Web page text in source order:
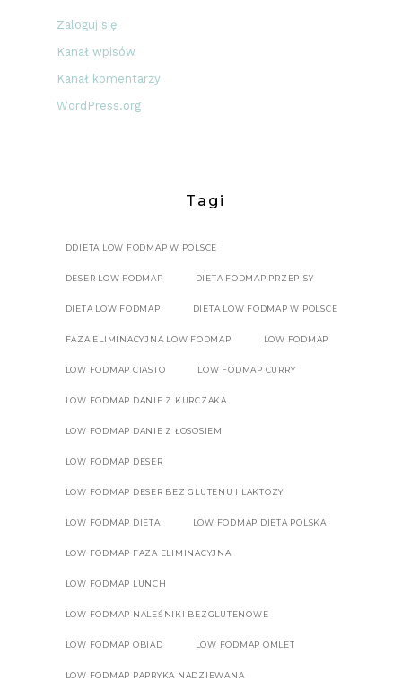
Zaloguj się
Kanał wpisów
Kanał komentarzy
WordPress.org
Tagi
DDIETA LOW FODMAP W POLSCE
DESER LOW FODMAP DIETA FODMAP PRZEPISY
DIETA LOW FODMAP DIETA LOW FODMAP W POLSCE
FAZA ELIMINACYJNA LOW FODMAP LOW FODMAP
LOW FODMAP CIASTO LOW FODMAP CURRY
LOW FODMAP DANIE Z KURCZAKA
LOW FODMAP DANIE Z ŁOSOSIEM
LOW FODMAP DESER
LOW FODMAP DESER BEZ GLUTENU I LAKTOZY
LOW FODMAP DIETA LOW FODMAP DIETA POLSKA
LOW FODMAP FAZA ELIMINACYJNA
LOW FODMAP LUNCH
LOW FODMAP NALEŚNIKI BEZGLUTENOWE
LOW FODMAP OBIAD LOW FODMAP OMLET
LOW FODMAP PAPRYKA NADZIEWANA